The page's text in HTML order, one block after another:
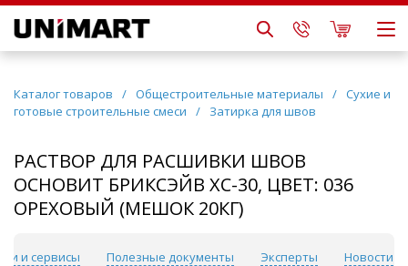
Каталог товаров / Общестроительные материалы / Сухие и
готовые строительные смеси
/ Затирка для швов
РАСТВОР ДЛЯ РАСШИВКИ ШВОВ
ОСНОВИТ БРИКСЭЙВ ХС-30, ЦВЕТ: 036
ОРЕХОВЫЙ (МЕШОК 20КГ)
и сервисы Полезные документы Эксперты Новости